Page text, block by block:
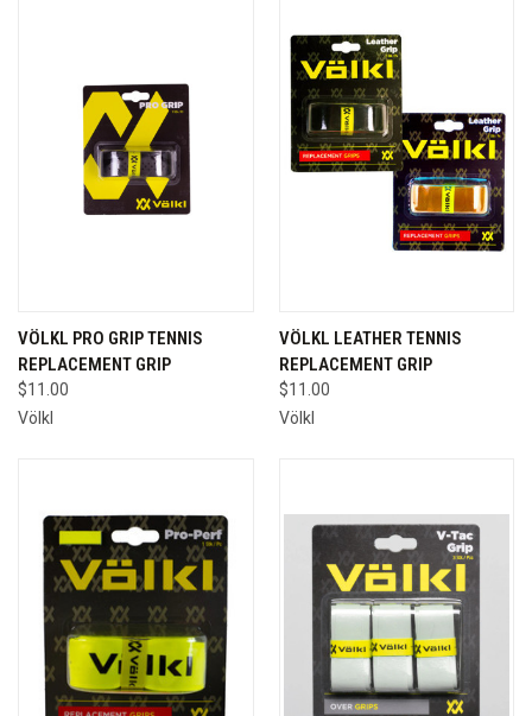
VÖLKL PRO GRIP TENNIS
REPLACEMENT GRIP
$11.00
Völkl
VÖLKL LEATHER TENNIS
REPLACEMENT GRIP
$11.00
Völkl